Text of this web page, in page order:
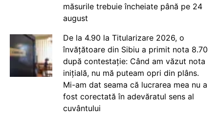
măsurile trebuie încheiate până pe 24
august
De la 4.90 la Titularizare 2026, o
învățătoare din Sibiu a primit nota 8.70
după contestație: Când am văzut nota
inițială, nu mă puteam opri din plâns.
Mi-am dat seama că lucrarea mea nu a
fost corectată în adevăratul sens al
cuvântului